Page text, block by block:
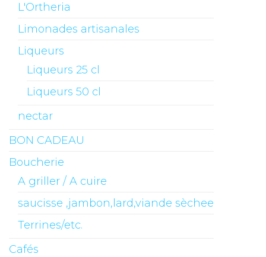
L'Ortheria
Limonades artisanales
Liqueurs
Liqueurs 25 cl
Liqueurs 50 cl
nectar
BON CADEAU
Boucherie
A griller / A cuire
saucisse ,jambon,lard,viande sèchee
Terrines/etc.
Cafés